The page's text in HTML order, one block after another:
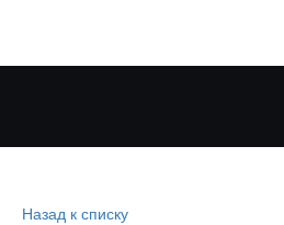
Назад к списку